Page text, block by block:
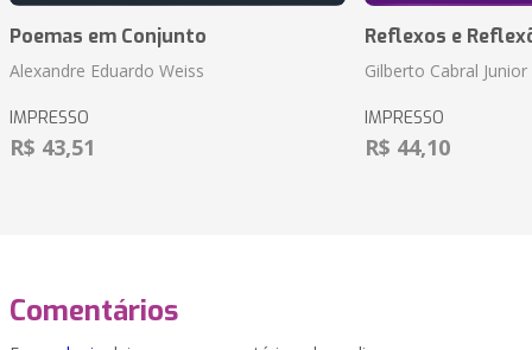
Poemas em Conjunto
Alexandre Eduardo Weiss
IMPRESSO
R$ 43,51
Reflexos e
Gilberto Cabral Junior
IMPRESSO
R$ 44,10
Comentários